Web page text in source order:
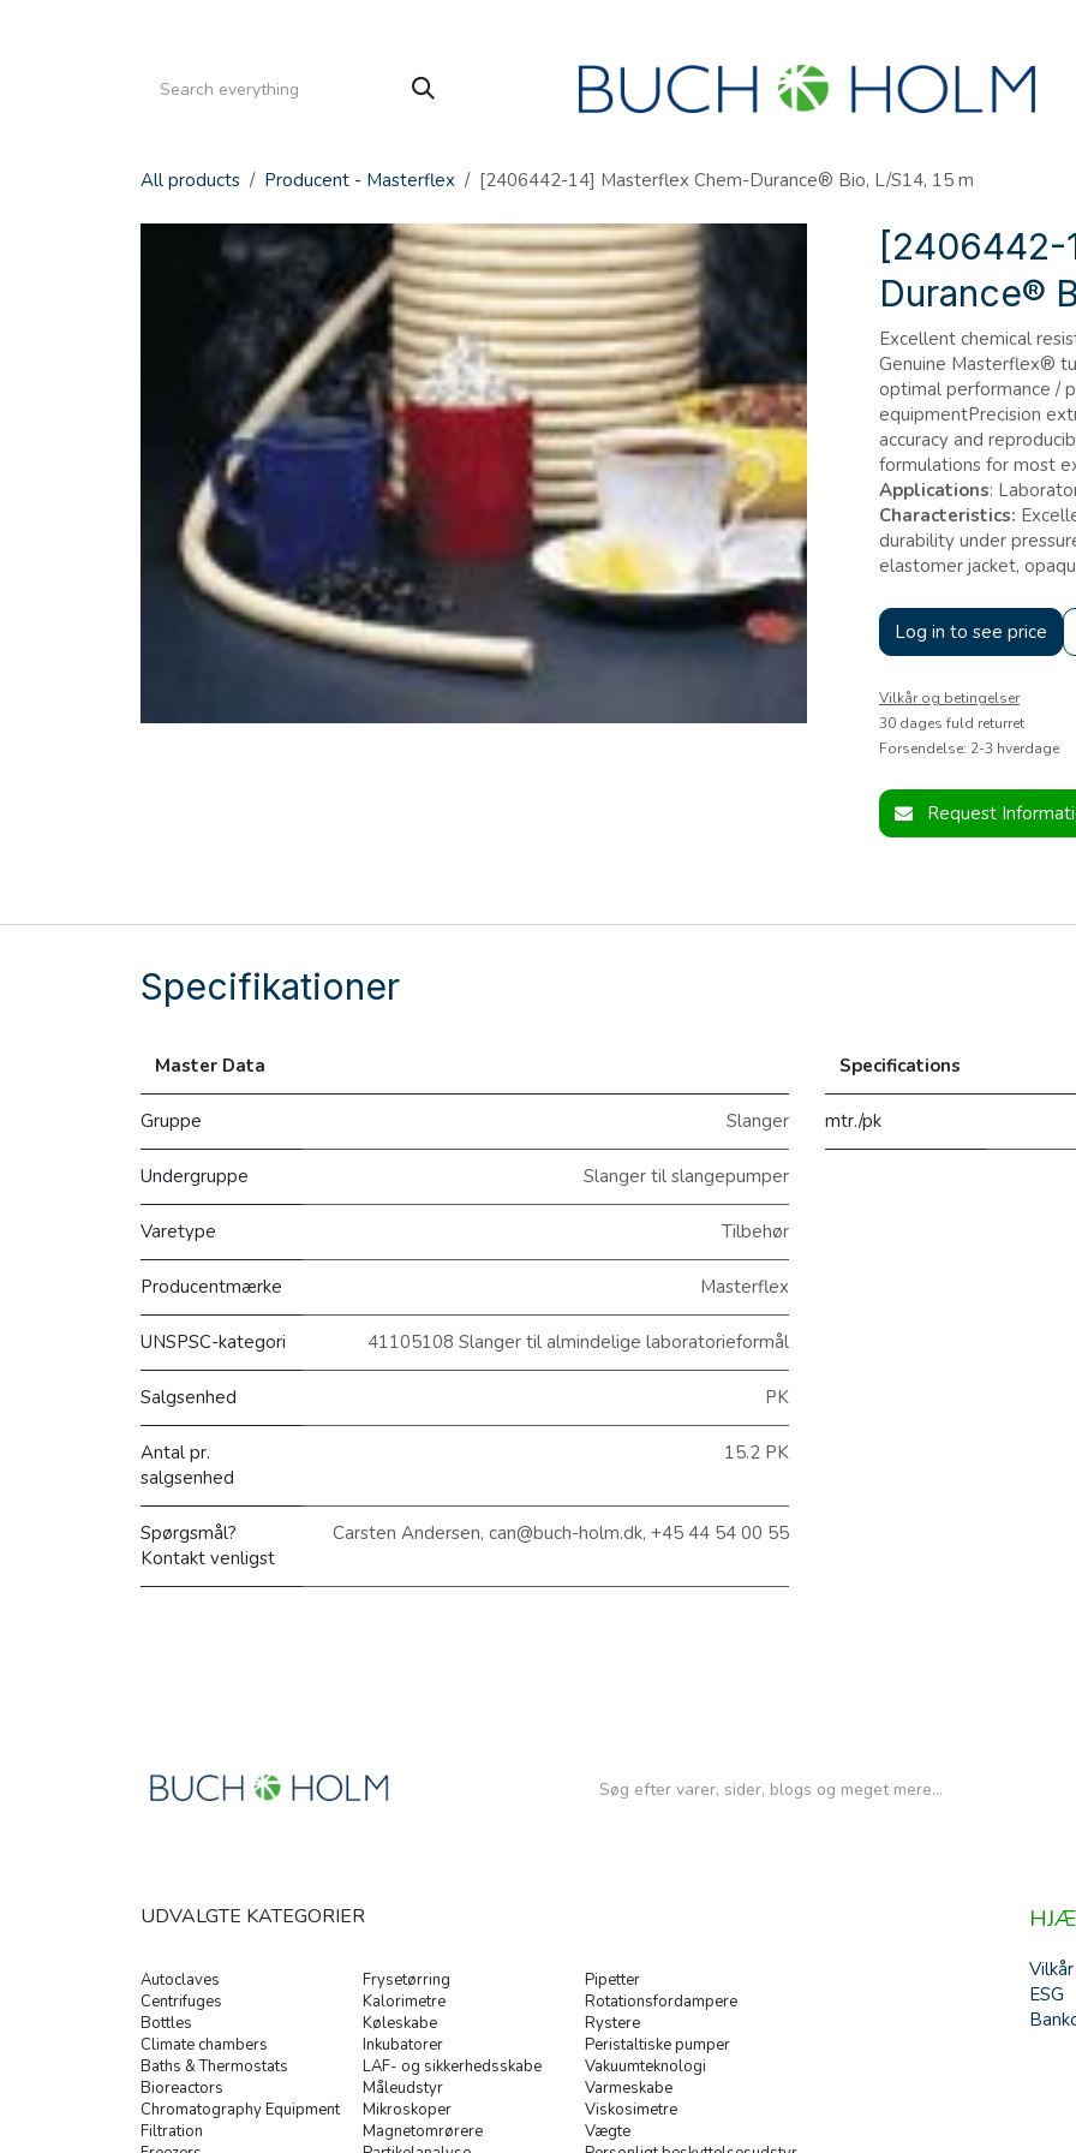
All products Producent - Masterflex [2406442-14] Masterflex Chem-Durance® Bio, L/S14, 15 m
[2406442-
Durance®
Excellent chemical
Genuine Masterflex®
optimal performance /
equipmentPrecision
accuracy and
formulations for most
Applications:
Characteristics:
durability under
elastomer jacket,
Log in to see price
Vilkår og betingelser
30 dages fuld returret
Forsendelse: 2-3 hverdage
Request
Specifikationer
Master Data
Gruppe Slanger
Undergruppe Slanger til slangepumper
Varetype Tilbehør
Producentmærke Masterflex
UNSPSC-kategori 41105108 Slanger til almindelige laboratorieformål
Salgsenhed PK
Antal pr.
salgsenhed
15.2 PK
Spørgsmål?
Kontakt venligst
Carsten Andersen, can@buch-holm.dk, +45 44 54 00 55
Specifications
mtr./pk
Autoclaves
Centrifuges
Bottles
Climate chambers
Baths & Thermostats
Bioreactors
Chromatography Equipment
Filtration
Frysetørring
Kalorimetre
Køleskabe
Inkubatorer
LAF- og sikkerhedsskabe
Måleudstyr
Mikroskoper
Magnetomrørere
Pipetter
Rotationsfordampere
Rystere
Peristaltiske pumper
Vakuumteknologi
Varmeskabe
Viskosimetre
Vægte
UDVALGTE KATEGORIER
Vilkår
ESG